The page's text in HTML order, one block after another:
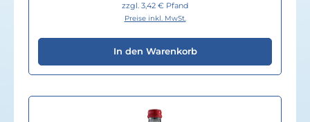
zzgl. 3,42 € Pfand
Preise inkl. MwSt.
In den Warenkorb